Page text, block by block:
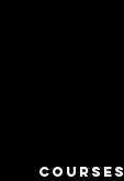
COURSES